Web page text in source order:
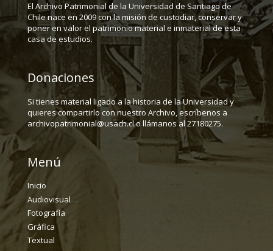
El Archivo Patrimonial de la Universidad de Santiago de
Chile nace en 2009 con la misión de custodiar, conservar y
poner en valor el patrimonio material e inmaterial de esta
casa de estudios.
Donaciones
Si tienes material ligado a la historia de la Universidad y
quieres compartirlo con nuestro Archivo, escríbenos a
archivopatrimonial@usach.cl o llámanos al 27180275.
Menú
Inicio
Audiovisual
Fotografía
Gráfica
Textual